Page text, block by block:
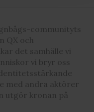
medier och
med.
med annan
eller som de har
Du godkänner
av vår webbplats.
communityts
QX och
det samhälle vi
vi bryr oss
med andra aktörer
utgör kronan på